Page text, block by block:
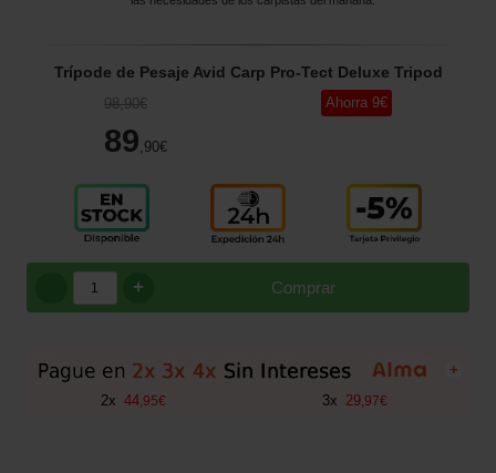
Trípode de Pesaje Avid Carp Pro-Tect Deluxe Tripod
98,90€
89 ,90€
Ahorra 9€
Comprar
+
+
2x 44 95€ 3x 29 97€